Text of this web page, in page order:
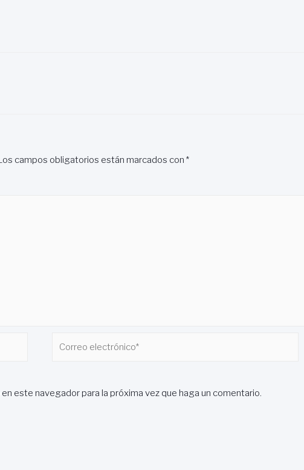
campos obligatorios están marcados con *
este navegador para la próxima vez que haga un comentario.